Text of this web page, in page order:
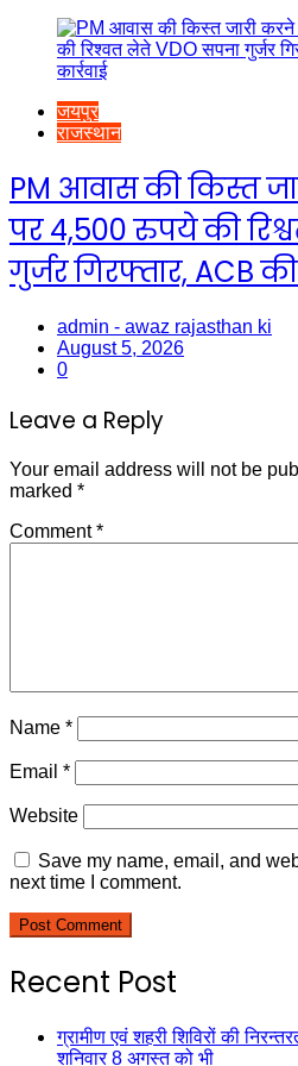
जयपुर
राजस्थान
PM आवास की किस्त
पर 4,500 रुपये की
गुर्जर गिरफ्तार, ACB की
admin - awaz rajasthan ki
August 5, 2026
0
Leave a Reply
Your email address will not be
marked *
Comment*
Name *
Email *
Website
Save my name, email, and
next time I comment.
Recent Post
ग्रामीण एवं शहरी शिविरों की
शनिवार 8 अगस्त को भी